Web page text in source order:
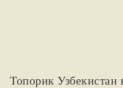
Топорик Узбекистан